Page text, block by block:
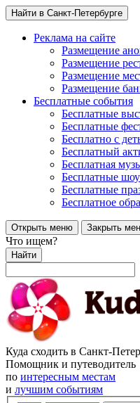
Найти в Санкт-Петербурге
Реклама на сайте
Размещение
Размещение
Размещение
Размещение
Бесплатные события
Бесплатные
Бесплатные
Бесплатно с
Бесплатный
Бесплатная
Бесплатные
Бесплатные
Бесплатное
Открыть меню Закрыть
Что ищем?
Найти
Куда сходить в Санкт-
Помощник и путеводитель
по интересным местам
и лучшим событиям